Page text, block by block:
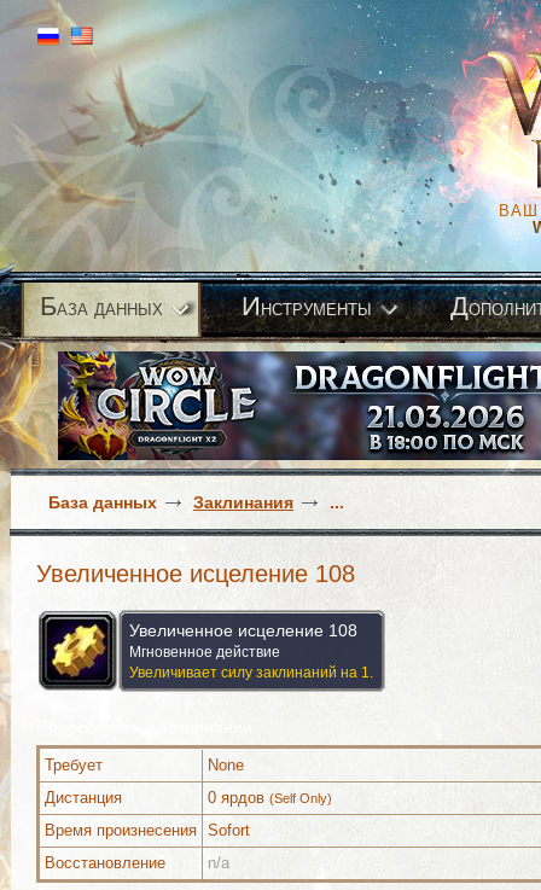
ВАШ
База данных Инструменты Д
База данных Заклинания ...
Увеличенное исцеление 108
Увеличенное исцеление 108
Мгновенное действие
Увеличивает силу заклинаний на 1.
Требует
None
Дистанция
0 ярдов (Self Only)
Время произнесения Sofort
Восстановление
n/a
Комментарии Изображения
Комментарии Изображения